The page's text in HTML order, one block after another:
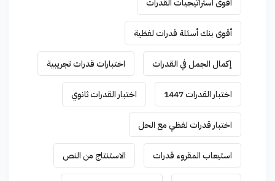
أقوى استراتيجيات القدرات
أقوى بنك أسئلة قدرات لفظية
إكمال الجمل في القدرات اختبارات قدرات تجريبية
اختبار القدرات 1447 اختبار القدرات ثانوي
اختبار قدرات لفظي مع الحل
استيعاب المقروء قدرات الاستنتاج من النص